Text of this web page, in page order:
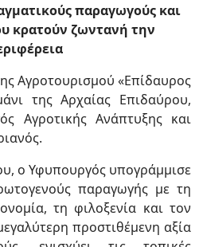
παραγωγούς και
κρατούν ζωντανή την
Αγροτουρισμού «Επίδαυρος
της Αρχαίας Επιδαύρου,
Αγροτικής Ανάπτυξης και
ο Υφυπουργός υπογράμμισε
παραγωγής με τη
τη φιλοξενία και τον
προστιθέμενη αξία